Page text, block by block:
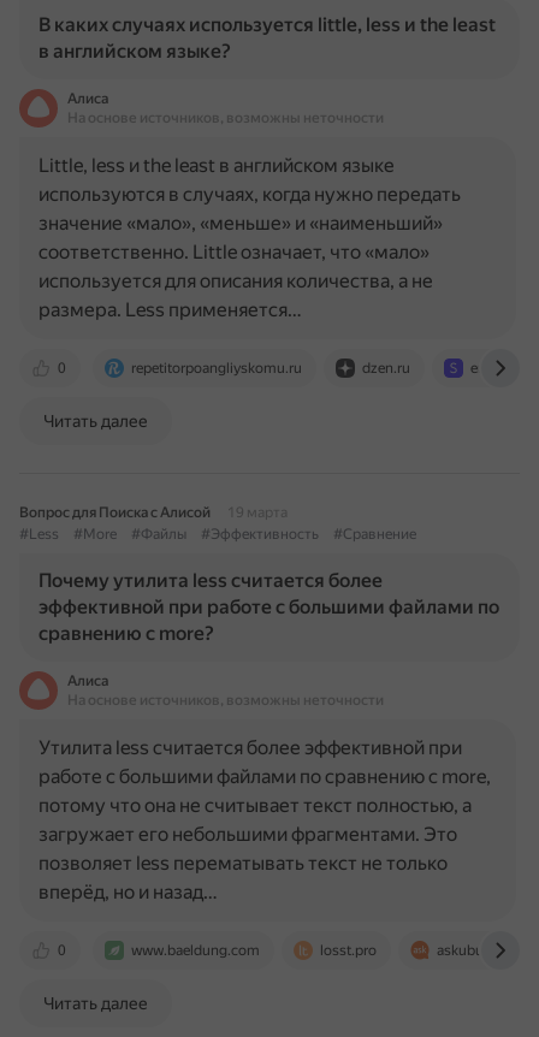
В каких случаях используется little, less и the least
в английском языке?
Алиса
На основе источников, возможны неточности
0 repetitorpoangliyskomu.ru dzen.ru
Little, less и the least в английском языке
используются в случаях, когда нужно передать
значение «мало», «меньше» и «наименьший»
соответственно. Little означает, что «мало»
используется для описания количества, а не
размера. Less применяется…
Читать далее
Вопрос для Поиска с Алисой
19 марта
#Less
#More #Файлы #Эффективность #Сравнение
Почему утилита less считается более
эффективной при работе с большими файлами по
сравнению с more?
Алиса
На основе источников, возможны неточности
0 www.baeldung.com losst.pro askubuntu.com
Утилита less считается более эффективной при
работе с большими файлами по сравнению с more,
потому что она не считывает текст полностью, а
загружает его небольшими фрагментами. Это
позволяет less перематывать текст не только
вперёд, но и назад…
Читать далее